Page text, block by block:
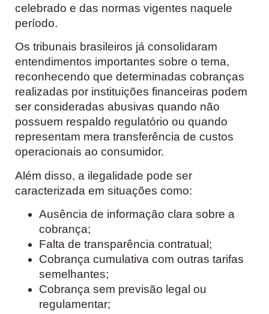
celebrado e das normas vigentes naquele
período.
Os tribunais brasileiros já consolidaram
entendimentos importantes sobre o tema,
reconhecendo que determinadas cobranças
realizadas por instituições financeiras podem
ser consideradas abusivas quando não
possuem respaldo regulatório ou quando
representam mera transferência de custos
operacionais ao consumidor.
Além disso, a ilegalidade pode ser
caracterizada em situações como:
Ausência de informação clara sobre a
cobrança;
Falta de transparência contratual;
Cobrança cumulativa com outras tarifas
semelhantes;
Cobrança sem previsão legal ou
regulamentar;